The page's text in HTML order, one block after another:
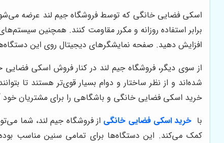
اسکی فضایی خانگی که توسط فروشگاه جیم لند عرضه می‌شود،
برابر استفاده روزانه و مکرر مقاومت کنند. همچنین
افزایش دهید. صفحه نمایشگرهای دیجیتال روی این
از سوی دیگر، فروشگاه جیم لند در کنار فروش اسکی
شده‌اند و از نظر ساختار و دوام بسیار قوی‌تر هستند تا
خرید اسکی فضایی خانگی و باشگاهی را برای مشتریان
با خرید اسکی فضایی خانگی از فروشگاه جیم لند، شما
کمک می‌کند. این دستگاه‌ها برای تمامی سنین مناسب بوده